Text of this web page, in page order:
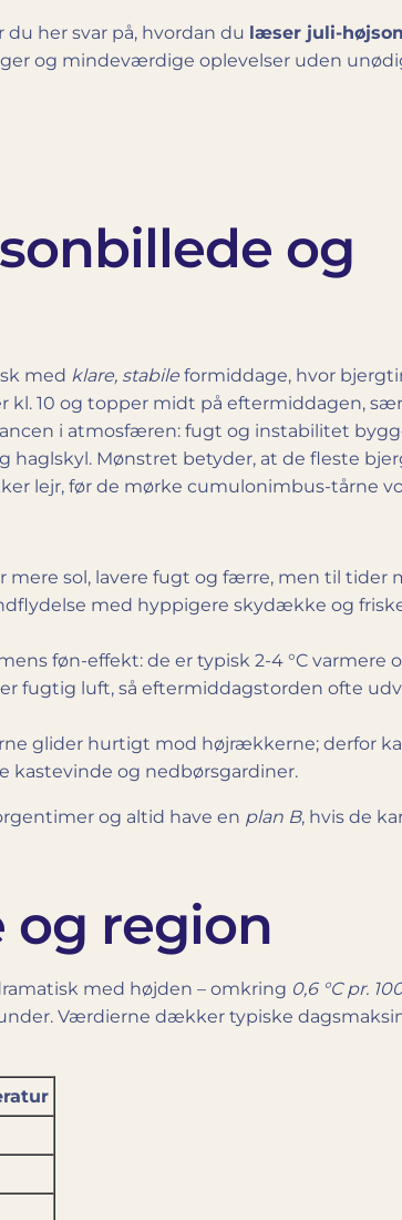
du her svar på, hvordan du læser juli-
og mindeværdige oplevelser uden
og
med klare, stabile formiddage, hvor
10 og topper midt på eftermiddagen,
i atmosfæren: fugt og instabilitet
haglskyl. Mønstret betyder, at de fleste
lejr, før de mørke cumulonimbus­-tårne
sol, lavere fugt og færre, men til tider
med hyppigere skydække og
føn-effekt: de er typisk 2-4 °C varmere
fugtig luft, så eftermiddagstorden ofte
glider hurtigt mod højrækkerne; derfor
kastevinde og nedbørs­gardiner.
og altid have en plan B, hvis de
og region
med højden – omkring 0,6 °C pr.
Værdierne dækker typiske